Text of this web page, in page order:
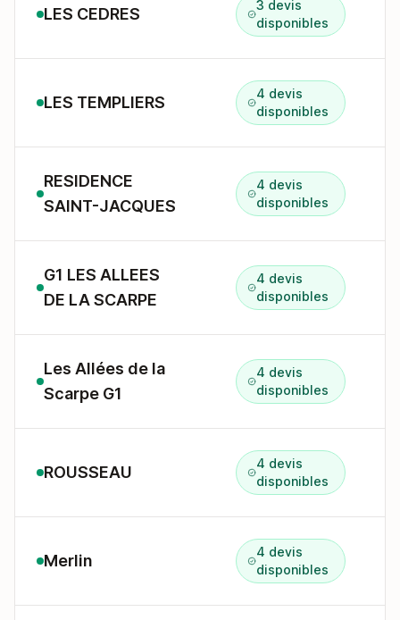
LES CEDRES
3 devis
disponibles
LES TEMPLIERS
4 devis
disponibles
RESIDENCE
SAINT-JACQUES
4 devis
disponibles
G1 LES ALLEES
DE LA SCARPE
4 devis
disponibles
Les Allées de la
Scarpe G1
4 devis
disponibles
ROUSSEAU
4 devis
disponibles
Merlin
4 devis
disponibles